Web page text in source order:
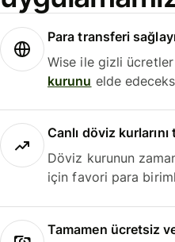
Para transferi
Wise ile gizli
kurunu elde
Canlı döviz
Döviz kurunun
için favori para
Tamamen ücretsiz